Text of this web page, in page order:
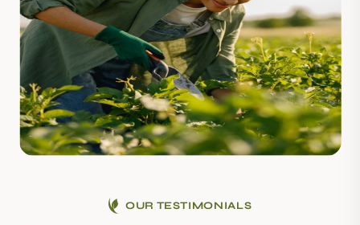
OUR TESTIMONIALS